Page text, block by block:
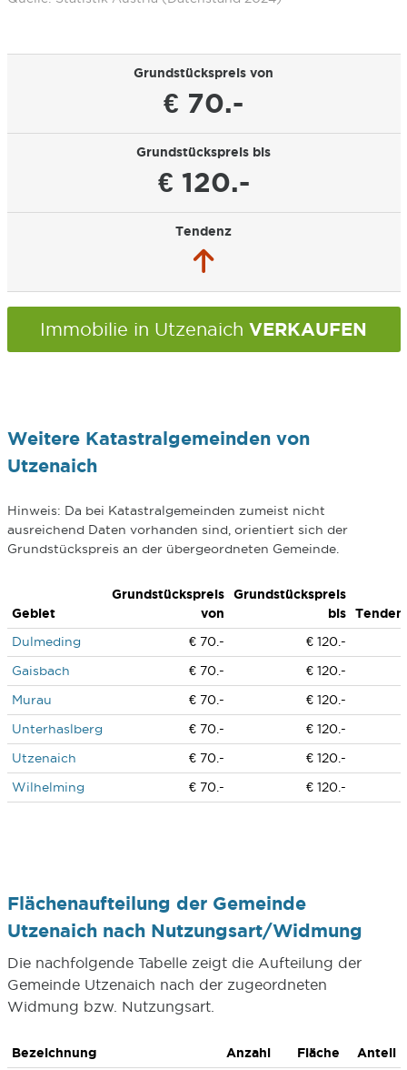
Grundstückspreis von
€ 70.-
Grundstückspreis bis
€ 120.-
Tendenz
Immobilie in Utzenaich VERKAUFEN
Weitere Katastralgemeinden von
Utzenaich
Hinweis: Da bei Katastralgemeinden zumeist nicht
ausreichend Daten vorhanden sind, orientiert sich der
Grundstückspreis an der übergeordneten Gemeinde.
Gebiet
Grundstückspreis
von
Grundstückspreis
bis
Dulmeding
€ 70.-
€ 120.-
Gaisbach
€ 70.-
€ 120.-
Murau
€ 70.-
€ 120.-
Unterhaslberg
€ 70.-
€ 120.-
Utzenaich
€ 70.-
€ 120.-
Wilhelming
€ 70.- € 120.-
Flächenaufteilung der Gemeinde
Utzenaich nach Nutzungsart/Widmung
Die nachfolgende Tabelle zeigt die Aufteilung der
Gemeinde Utzenaich nach der zugeordneten
Widmung bzw. Nutzungsart.
Bezeichnung Anzahl Fläche Anteil